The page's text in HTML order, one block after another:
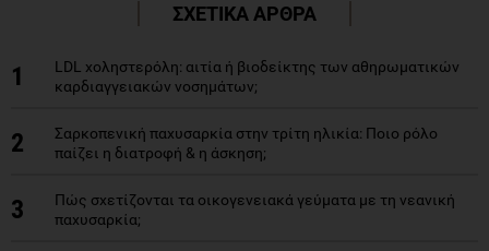
ΣΧΕΤΙΚΑ ΑΡΘΡΑ
1
LDL χοληστερόλη: αιτία ή βιοδείκτης των αθηρωματικών
καρδιαγγειακών νοσημάτων;
2
Σαρκοπενική παχυσαρκία στην τρίτη ηλικία: Ποιο ρόλο
παίζει η διατροφή & η άσκηση;
3
Πώς σχετίζονται τα οικογενειακά γεύματα με τη νεανική
παχυσαρκία;